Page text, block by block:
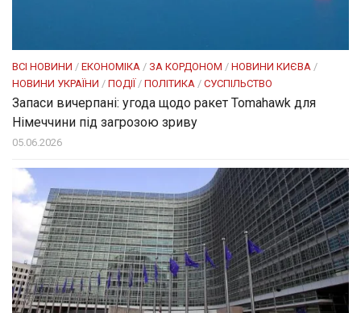
ВСІ НОВИНИ / ЕКОНОМІКА / ЗА КОРДОНОМ / НОВИНИ КИЄВА /
НОВИНИ УКРАЇНИ / ПОДІЇ/ ПОЛІТИКА / СУСПІЛЬСТВО
Запаси вичерпані: угода щодо ракет Tomahawk для
Німеччини під загрозою зриву
05.06.2026